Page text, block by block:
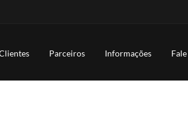
Parceiros Informações